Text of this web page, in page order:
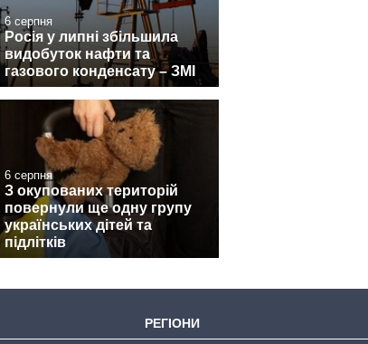
6 серпня
Росія у липні збільшила
видобуток нафти та
газового конденсату – ЗМІ
6 серпня
З окупованих територій
повернули ще одну групу
українських дітей та
підлітків
РЕГІОНИ